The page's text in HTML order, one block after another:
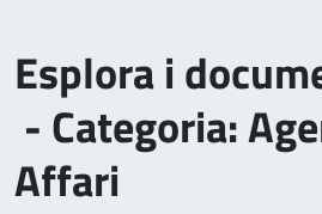
Esplora i
- Categoria:
Affari